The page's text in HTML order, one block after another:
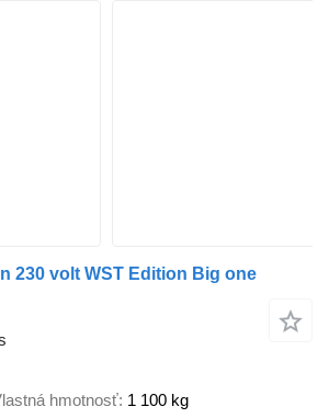
230 volt WST Edition Big one
hmotnosť 1 100 kg